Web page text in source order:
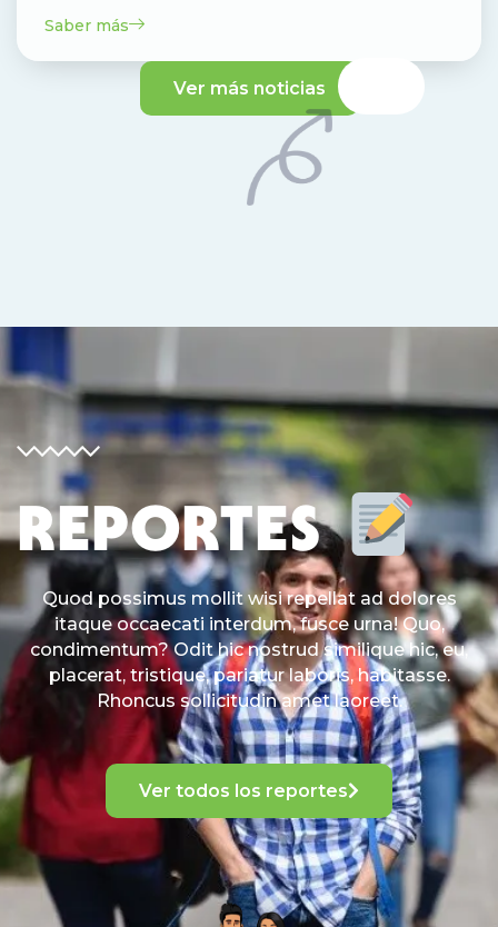
Saber más
Ver más noticias
REPORTES
Quod possimus mollit wisi repellat ad dolores
itaque occaecati interdum, fusce urna! Quo,
condimentum? Odit hic nostrud similique hic, eu,
placerat, tristique, pariatur laboris, habitasse.
Rhoncus sollicitudin amet laoreet.
Ver todos los reportes